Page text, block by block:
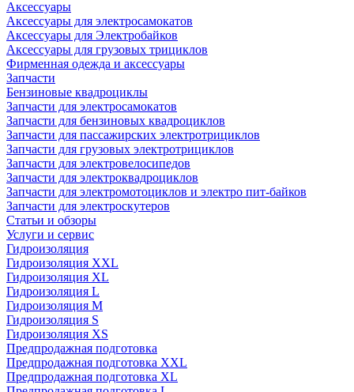
Аксессуары
Аксессуары для электросамокатов
Аксессуары для Электробайков
Аксессуары для грузовых трициклов
Фирменная одежда и аксессуары
Запчасти
Бензиновые квадроциклы
Запчасти для электросамокатов
Запчасти для бензиновых квадроциклов
Запчасти для пассажирских электротрициклов
Запчасти для грузовых электротрициклов
Запчасти для электровелосипедов
Запчасти для электроквадроциклов
Запчасти для электромотоциклов и электро пит-байков
Запчасти для электроскутеров
Статьи и обзоры
Услуги и сервис
Гидроизоляция
Гидроизоляция XXL
Гидроизоляция XL
Гидроизоляция L
Гидроизоляция M
Гидроизоляция S
Гидроизоляция XS
Предпродажная подготовка
Предпродажная подготовка XXL
Предпродажная подготовка XL